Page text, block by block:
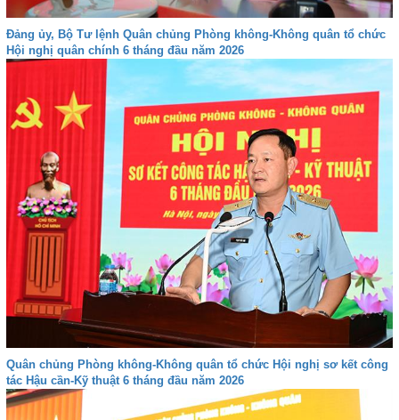
Đảng ủy, Bộ Tư lệnh Quân chủng Phòng không-Không quân tổ chức
Hội nghị quân chính 6 tháng đầu năm 2026
Quân chủng Phòng không-Không quân tổ chức Hội nghị sơ kết công
tác Hậu cần-Kỹ thuật 6 tháng đầu năm 2026